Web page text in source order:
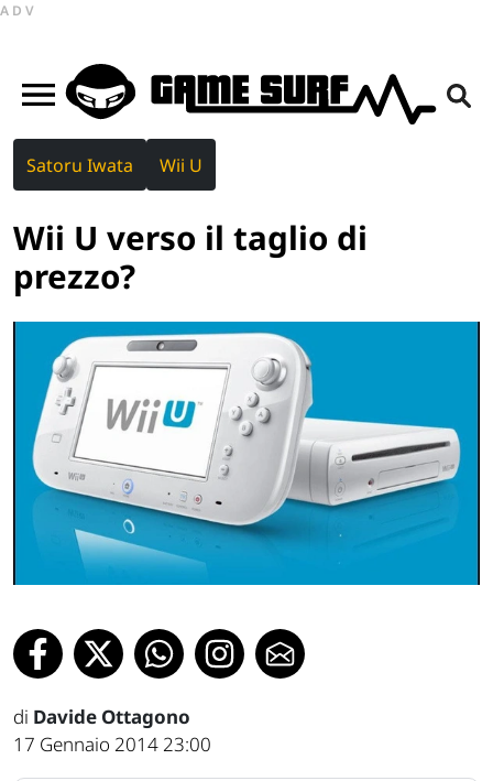
ADV
Satoru Iwata Wii U
Wii U verso il taglio di
prezzo?
di Davide Ottagono
17 Gennaio 2014 23:00